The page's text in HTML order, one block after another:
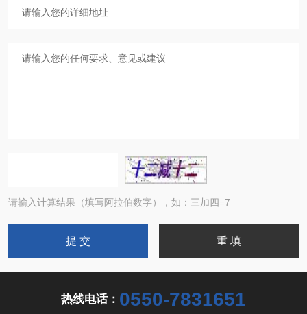
请输入计算结果（填写阿拉伯数字），如：三加四=7
热线电话： 0550-7831651